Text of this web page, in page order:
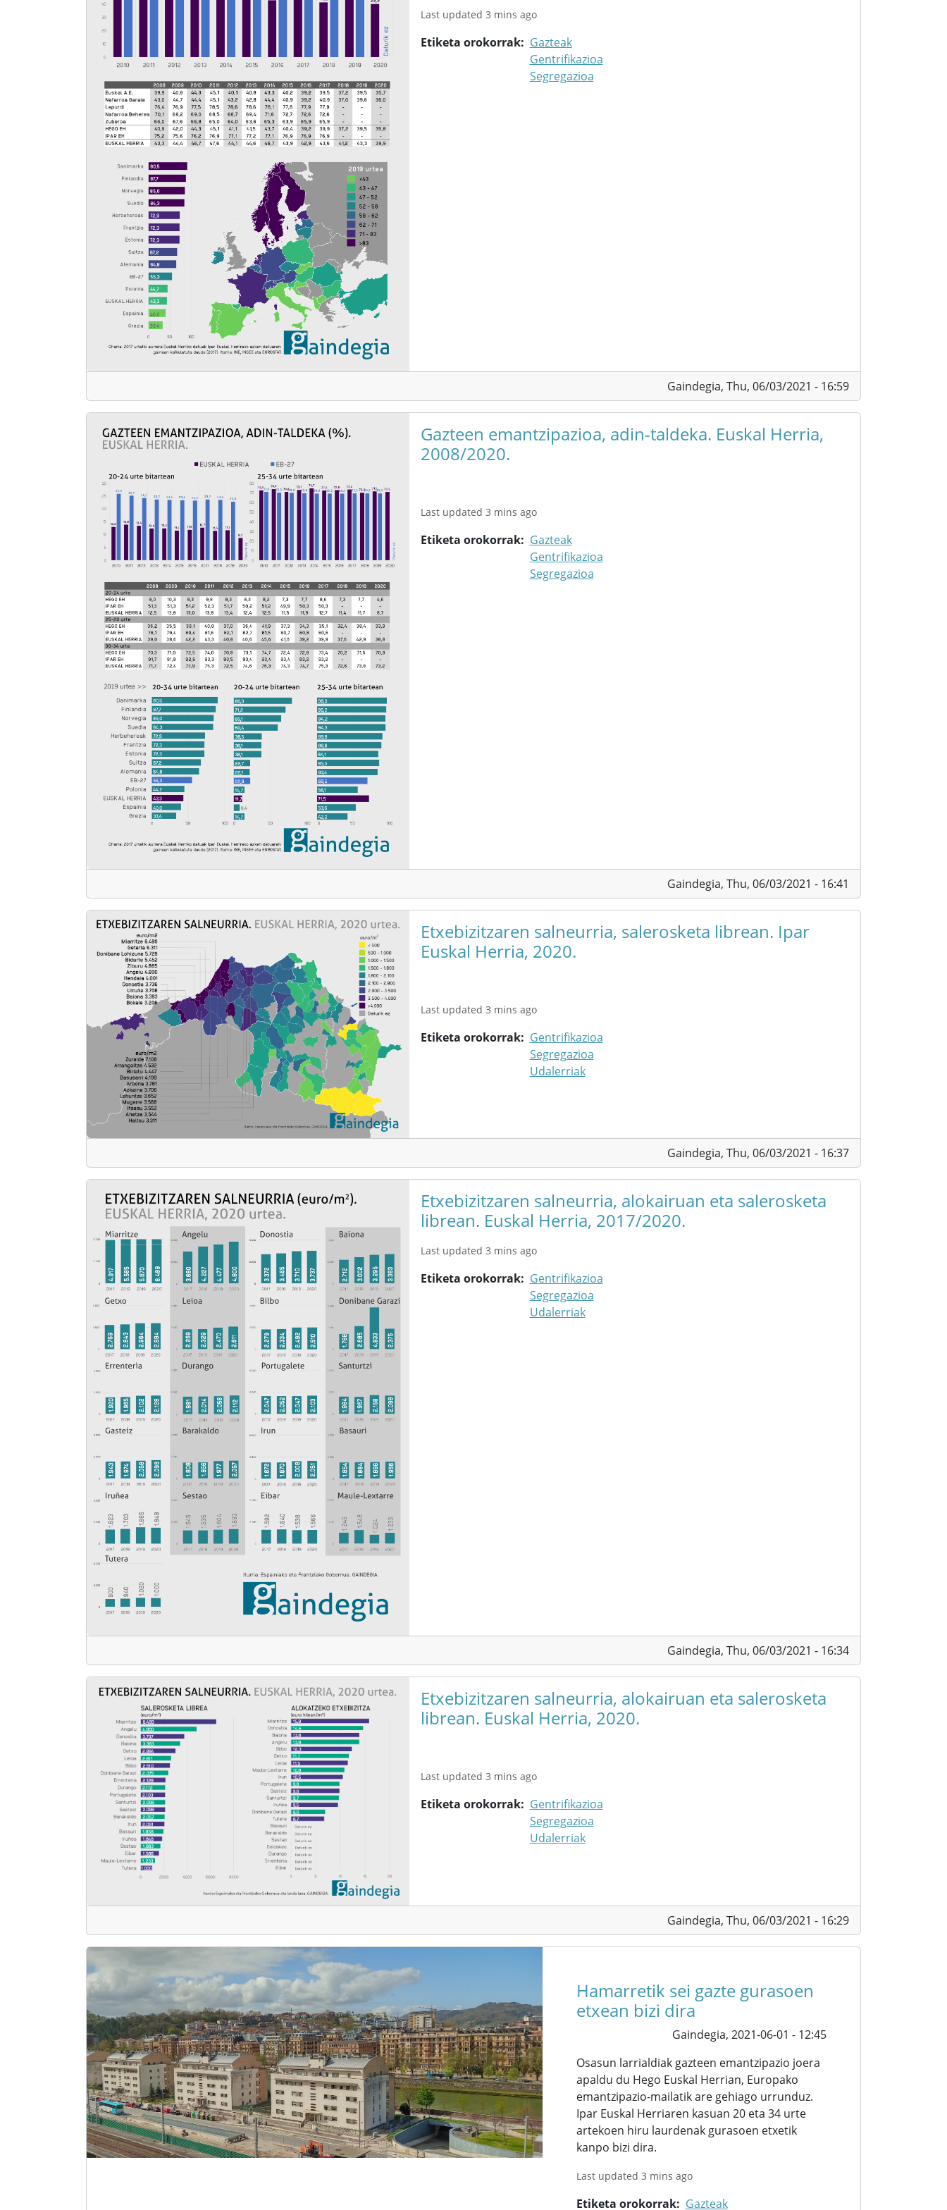
Last updated 3 mins ago
Etiketa orokorrak
Gazteak
Gentrifikazioa
Segregazioa
Gaindegia, Thu, 06/03/2021 - 16:59
Gazteen emantzipazioa, adin-taldeka. Euskal Herria,
2008/2020.
Last updated 3 mins ago
Etiketa orokorrak
Gazteak
Gentrifikazioa
Segregazioa
Gaindegia, Thu, 06/03/2021 - 16:41
Etxebizitzaren salneurria, salerosketa librean. Ipar
Euskal Herria, 2020.
Last updated 3 mins ago
Etiketa orokorrak
Gentrifikazioa
Segregazioa
Udalerriak
Gaindegia, Thu, 06/03/2021 - 16:37
Etxebizitzaren salneurria, alokairuan eta salerosketa
librean. Euskal Herria, 2017/2020.
Last updated 3 mins ago
Etiketa orokorrak
Gentrifikazioa
Segregazioa
Udalerriak
Gaindegia, Thu, 06/03/2021 - 16:34
Etxebizitzaren salneurria, alokairuan eta salerosketa
librean. Euskal Herria, 2020.
Last updated 3 mins ago
Etiketa orokorrak
Gentrifikazioa
Segregazioa
Udalerriak
Gaindegia, Thu, 06/03/2021 - 16:29
Hamarretik sei gazte gurasoen
etxean bizi dira
Gaindegia, 2021-06-01 - 12:45
Osasun larrialdiak gazteen emantzipazio joera
apaldu du Hego Euskal Herrian, Europako
emantzipazio-mailatik are gehiago urrunduz.
Ipar Euskal Herriaren kasuan 20 eta 34 urte
artekoen hiru laurdenak gurasoen etxetik
kanpo bizi dira.
Last updated 3 mins ago
Etiketa orokorrak Gazteak